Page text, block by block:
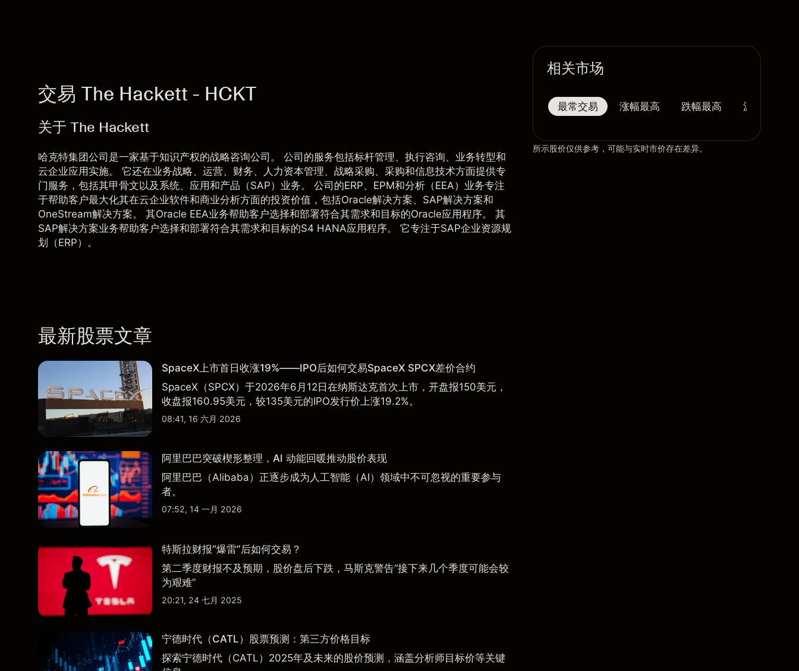
交易 The Hackett - HCKT
关于 The Hackett
哈克特集团公司是一家基于知识产权的战略咨询公司。 公司的服务包括标杆管理、执行咨询、业务转型和
云企业应用实施。 它还在业务战略、运营、财务、人力资本管理、战略采购、采购和信息技术方面提供专
门服务，包括其甲骨文以及系统、应用和产品（SAP）业务。 公司的ERP、EPM和分析（EEA）业务专注
于帮助客户最大化其在云企业软件和商业分析方面的投资价值，包括Oracle解决方案、SAP解决方案和
OneStream解决方案。 其Oracle EEA业务帮助客户选择和部署符合其需求和目标的Oracle应用程序。 其
SAP解决方案业务帮助客户选择和部署符合其需求和目标的S4 HANA应用程序。 它专注于SAP企业资源规
划（ERP）。
最新股票文章
SpaceX上市首日收涨19%——IPO后如何交易SpaceX SPCX差价合约
SpaceX（SPCX）于2026年6月12日在纳斯达克首次上市，开盘报150美元，
收盘报160.95美元，较135美元的IPO发行价上涨19.2%。
08:41, 16 六月 2026
阿里巴巴突破楔形整理，AI 动能回暖推动股价表现
阿里巴巴（Alibaba）正逐步成为人工智能（AI）领域中不可忽视的重要参与
者。
07:52, 14 一月 2026
特斯拉财报“爆雷”后如何交易？
第二季度财报不及预期，股价盘后下跌，马斯克警告“接下来几个季度可能会较
为艰难”
20:21, 24 七月 2025
宁德时代（CATL）股票预测：第三方价格目标
探索宁德时代（CATL）2025年及未来的股价预测，涵盖分析师目标价等关键
相关市场
最常交易 涨幅最高 跌幅最高 波幅最大
所示股价仅供参考，可能与实时市价存在差异。